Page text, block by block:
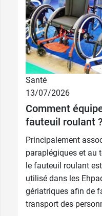
par 10 12,99 €
par 30 39,99 €
Santé
13/07/2026
Comment
fauteuil roulant ?
Principalement
paraplégiques et au
le fauteuil roulant
utilisé dans les
gériatriques afin de
transport des